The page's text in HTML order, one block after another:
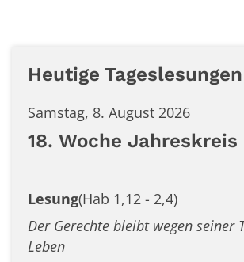
Heutige Tageslesungen
Samstag, 8. August 2026
18. Woche Jahreskreis
Lesung(Hab 1,12 - 2,4)
Der Gerechte bleibt wegen seiner
Leben